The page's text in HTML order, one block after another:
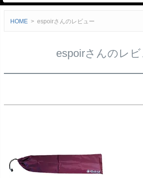
HOME espoirさんのレビュー
espoirさんのレビ